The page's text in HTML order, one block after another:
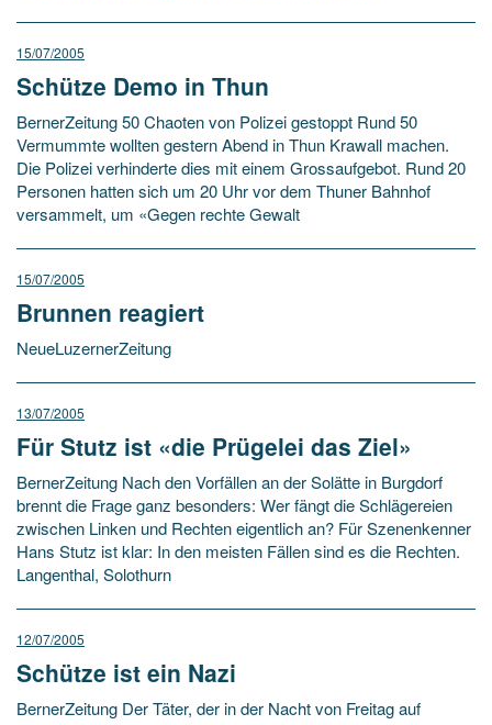
15/07/2005
Schütze Demo in Thun
BernerZeitung 50 Chaoten von Polizei gestoppt Rund 50
Vermummte wollten gestern Abend in Thun Krawall machen.
Die Polizei verhinderte dies mit einem Grossaufgebot. Rund 20
Personen hatten sich um 20 Uhr vor dem Thuner Bahnhof
versammelt, um «Gegen rechte Gewalt
15/07/2005
Brunnen reagiert
NeueLuzernerZeitung
13/07/2005
Für Stutz ist «die Prügelei das Ziel»
BernerZeitung Nach den Vorfällen an der Solätte in Burgdorf
brennt die Frage ganz besonders: Wer fängt die Schlägereien
zwischen Linken und Rechten eigentlich an? Für Szenenkenner
Hans Stutz ist klar: In den meisten Fällen sind es die Rechten.
Langenthal, Solothurn
12/07/2005
Schütze ist ein Nazi
BernerZeitung Der Täter, der in der Nacht von Freitag auf